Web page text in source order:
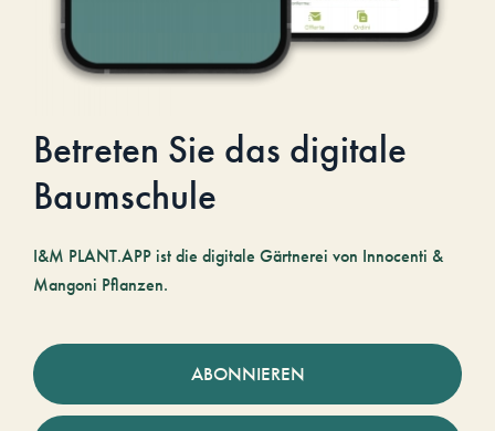
Betreten Sie das digitale
Baumschule
I&M PLANT.APP ist die digitale Gärtnerei von Innocenti &
Mangoni Pflanzen.
ABONNIEREN